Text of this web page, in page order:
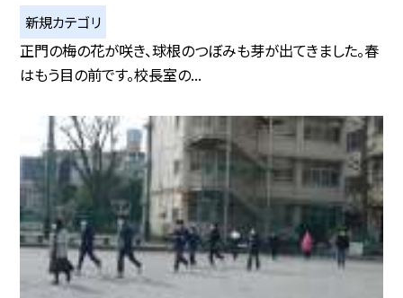
新規カテゴリ
正門の梅の花が咲き、球根のつぼみも芽が出てきました。春
はもう目の前です。校長室の...